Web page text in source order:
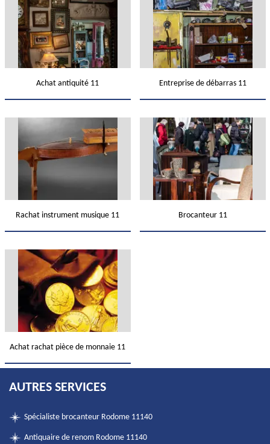
Achat antiquité 11 Entreprise de débarras 11
Rachat instrument musique 11 Brocanteur 11
Achat rachat pièce de monnaie 11
AUTRES SERVICES
Spécialiste brocanteur Rodome 11140
Antiquaire de renom Rodome 11140